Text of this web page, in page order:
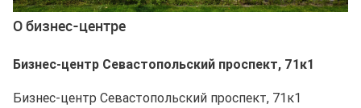
О бизнес-центре
Бизнес-центр Севастопольский проспект, 71к1
Бизнес-центр Севастопольский проспект, 71к1